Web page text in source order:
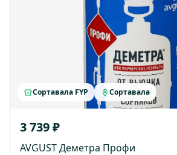
Сортавала FYP Сортавала
3 739 ₽
AVGUST Деметра Профи